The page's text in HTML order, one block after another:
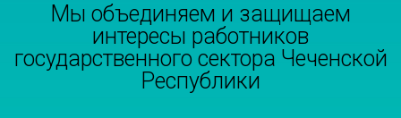
Мы объединяем и защищаем
интересы работников
государственного сектора Чеченской
Республики